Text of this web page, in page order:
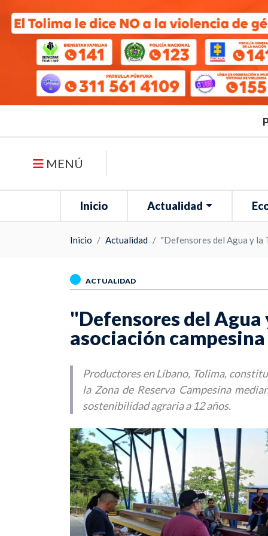
MENÚ
Inicio Actualidad
Inicio Actualidad "Defensores del Agua y la
ACTUALIDAD
"Defensores del
asociación
Productores en Líbano, Tolima,
la Zona de Reserva Campesina
sostenibilidad agraria a 12 años.